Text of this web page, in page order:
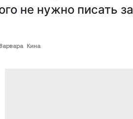
не нужно писать
Варвара Кина